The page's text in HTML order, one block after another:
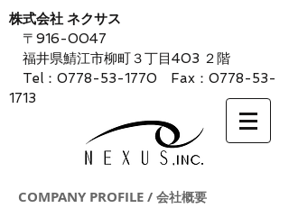
株式会社 ネクサス
〒916-0047
福井県鯖江市柳町３丁目403 ２階
Tel：0778-53-1770 Fax：0778-53-
1713
COMPANY PROFILE / 会社概要